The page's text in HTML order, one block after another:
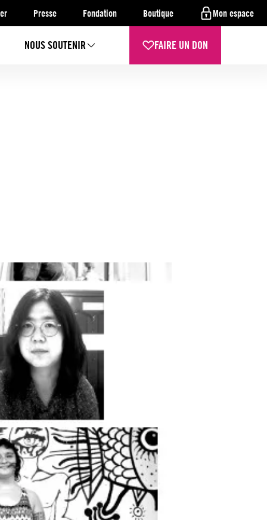
Presse Fondation Boutique Mon espace
NOUS SOUTENIR FAIRE UN DON